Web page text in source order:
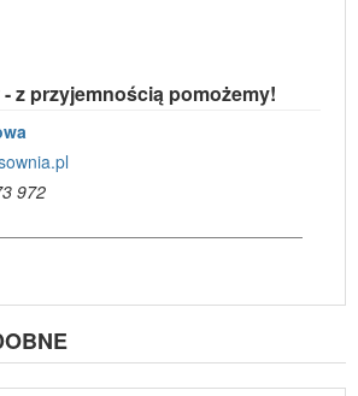
z przyjemnością pomożemy!
972